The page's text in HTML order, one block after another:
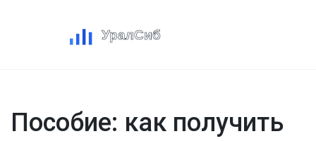
Пособие: как получить